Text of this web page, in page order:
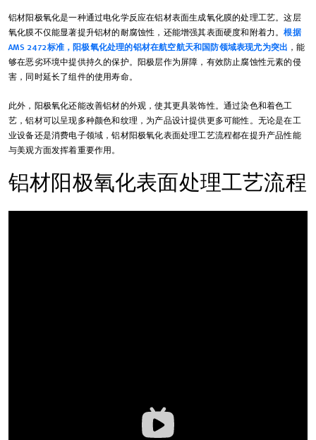
铝材阳极氧化是一种通过电化学反应在铝材表面生成氧化膜的处理工艺。这层
氧化膜不仅能显著提升铝材的耐腐蚀性，还能增强其表面硬度和附着力。根据
AMS 2472标准，阳极氧化处理的铝材在航空航天和国防领域表现尤为突出 ，能
够在恶劣环境中提供持久的保护。阳极层作为屏障，有效防止腐蚀性元素的侵
害，同时延长了组件的使用寿命。
此外，阳极氧化还能改善铝材的外观，使其更具装饰性。通过染色和着色工
艺，铝材可以呈现多种颜色和纹理，为产品设计提供更多可能性。无论是在工
业设备还是消费电子领域，铝材阳极氧化表面处理工艺流程都在提升产品性能
与美观方面发挥着重要作用。
铝材阳极氧化表面处理工艺流程